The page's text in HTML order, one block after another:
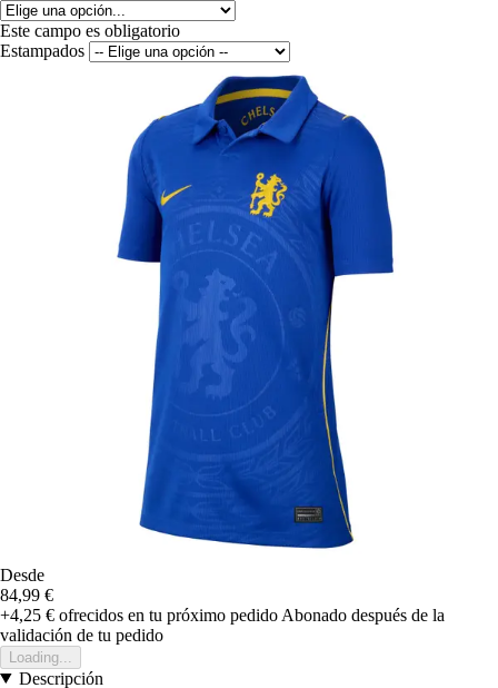
Este campo es obligatorio
Estampados
Desde
84,99 €
+4,25 € ofrecidos en tu próximo pedido Abonado después de la
validación de tu pedido
Loading...
Descripción